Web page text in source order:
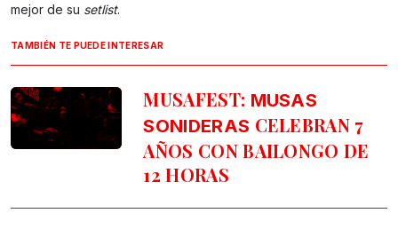
mejor de su setlist.
TAMBIÉN TE PUEDE INTERESAR
MUSAFEST: MUSAS
SONIDERAS CELEBRAN 7
AÑOS CON BAILONGO DE
12 HORAS